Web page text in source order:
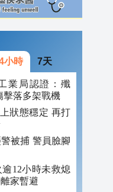
小時 7天
業局認證：殲
擊落多架戰機
狀態穩定 再打
被捕 警員臉腳
12小時未救熄
家暫避